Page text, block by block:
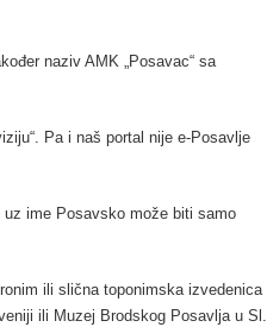
naziv AMK „Posavac“ sa
Pa i naš portal nije e-Posavlje
ime Posavsko može biti samo
ili slična toponimska izvedenica
ili Muzej Brodskog Posavlja u Sl.